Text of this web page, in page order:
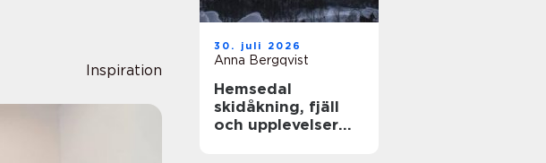
Inspiration
30. juli 2026
Anna Bergqvist
Hemsedal
skidåkning, fjäll
och upplevelser